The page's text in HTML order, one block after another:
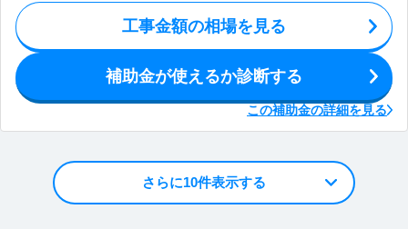
工事金額の相場を見る
補助金が使えるか診断する
この補助金の詳細を見る
さらに10件表示する